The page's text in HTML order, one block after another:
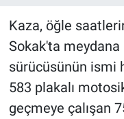
Kaza, öğle
Sokak'ta
sürücüsünün ismi
583 plakalı
geçmeye çalışan